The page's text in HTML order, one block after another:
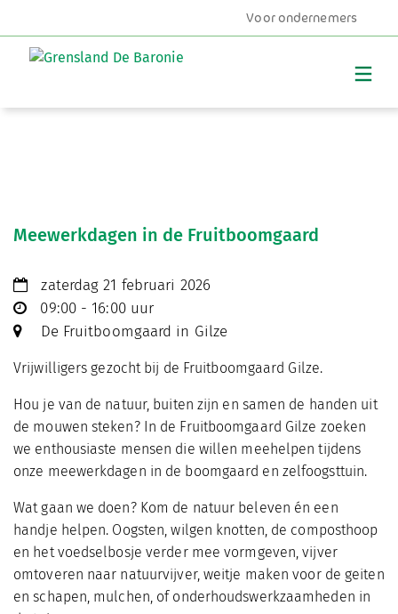
Voor ondernemers
Meewerkdagen in de Fruitboomgaard
zaterdag 21 februari 2026
09:00 - 16:00 uur
De Fruitboomgaard in Gilze
Vrijwilligers gezocht bij de Fruitboomgaard Gilze.
Hou je van de natuur, buiten zijn en samen de handen uit
de mouwen steken? In de Fruitboomgaard Gilze zoeken
we enthousiaste mensen die willen meehelpen tijdens
onze meewerkdagen in de boomgaard en zelfoogsttuin.
Wat gaan we doen? Kom de natuur beleven én een
handje helpen. Oogsten, wilgen knotten, de composthoop
en het voedselbosje verder mee vormgeven, vijver
omtoveren naar natuurvijver, weitje maken voor de geiten
en schapen, mulchen, of onderhoudswerkzaamheden in